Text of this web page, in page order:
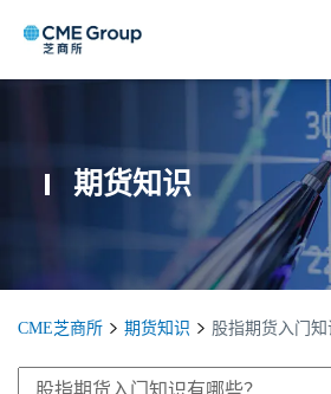
期货知识
CME芝商所 期货知识 股指期货入门知